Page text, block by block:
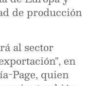
de producción
al sector
en
Page, quien